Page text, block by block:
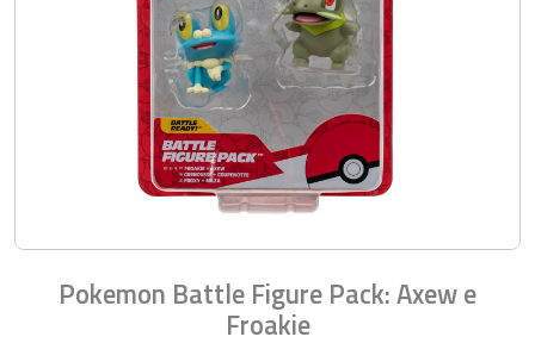
Pokemon Battle Figure Pack: Axew e
Froakie